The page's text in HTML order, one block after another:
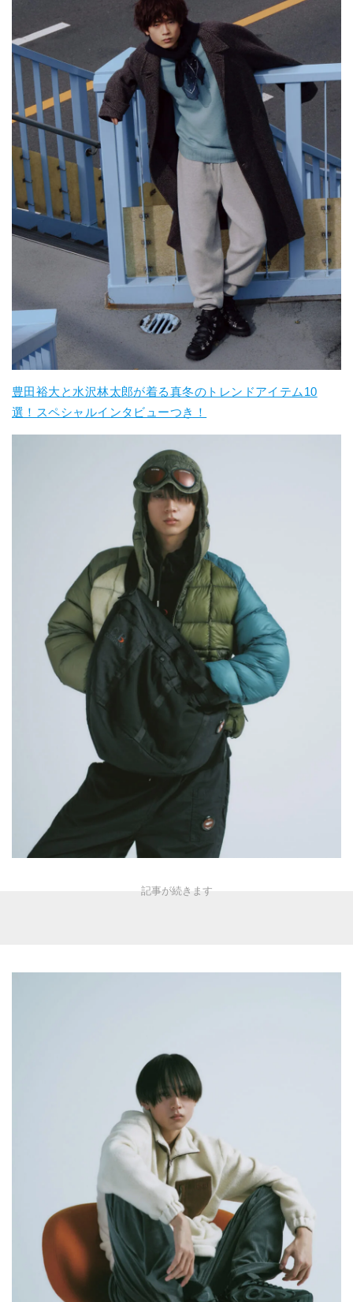
豊田裕大と水沢林太郎が着る真冬のトレンドアイテム10
選！スペシャルインタビューつき！